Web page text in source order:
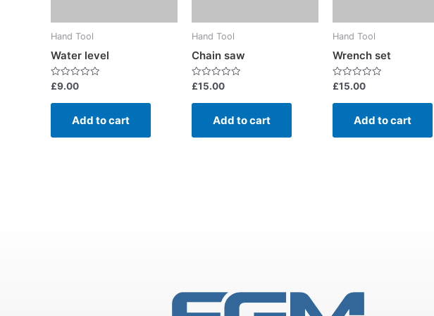
Hand Tool
Water level
Rated
out
£9.00
Add to cart
Hand Tool
Chain saw
Rated
out
£15.00
Add to cart
Hand Tool
Wrench set
Rated
out
£15.00
Add to cart